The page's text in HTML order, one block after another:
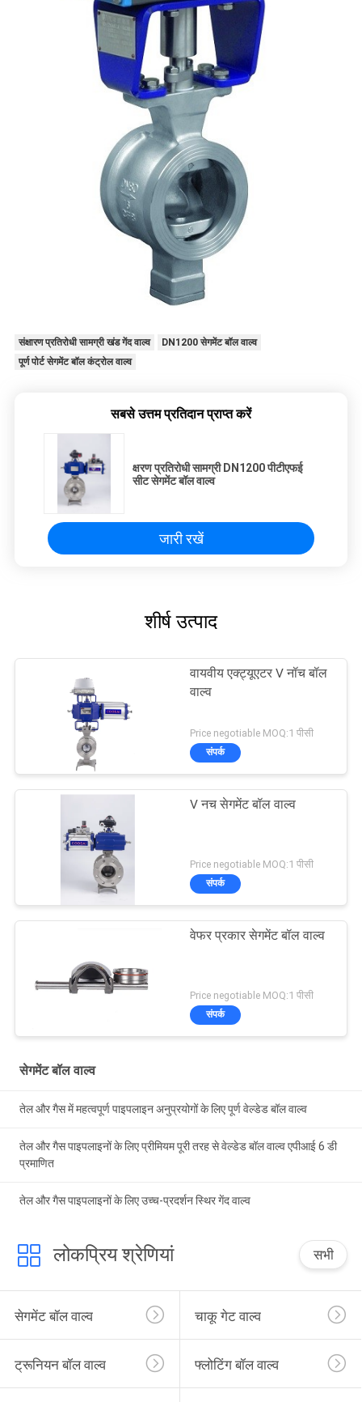
संक्षारण प्रतिरोधी सामग्री खंड गेंद वाल्व
DN1200 सेगमेंट बॉल वाल्व
पूर्ण पोर्ट सेगमेंट बॉल कंट्रोल वाल्व
सबसे उत्तम प्रतिदान प्राप्त करें
क्षरण प्रतिरोधी सामग्री DN1200 पीटीएफई
सीट सेगमेंट बॉल वाल्व
जारी रखें
शीर्ष उत्पाद
वायवीय एक्ट्यूएटर V नॉच बॉल
वाल्व
Price negotiable MOQ:1 पीसी
संपर्क
V नच सेगमेंट बॉल वाल्व
Price negotiable MOQ:1 पीसी
संपर्क
वेफर प्रकार सेगमेंट बॉल वाल्व
Price negotiable MOQ:1 पीसी
संपर्क
सेगमेंट बॉल वाल्व
तेल और गैस में महत्वपूर्ण पाइपलाइन अनुप्रयोगों के लिए पूर्ण वेल्डेड बॉल वाल्व
तेल और गैस पाइपलाइनों के लिए प्रीमियम पूरी तरह से वेल्डेड बॉल वाल्व एपीआई 6 डी
प्रमाणित
तेल और गैस पाइपलाइनों के लिए उच्च-प्रदर्शन स्थिर गेंद वाल्व
लोकप्रिय श्रेणियां सभी
सेगमेंट बॉल वाल्व चाकू गेट वाल्व
ट्रूनियन बॉल वाल्व फ्लोटिंग बॉल वाल्व